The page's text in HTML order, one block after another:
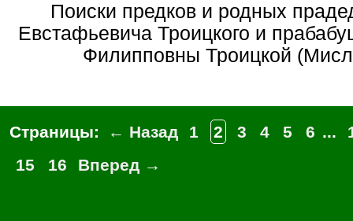
поиски предков и родных прадеда Николая
Евстафьевича Троицкого и
Филипповны Троицкой
Страницы: ← Назад 1 2 3 4 5 6 ...
15
16 Вперед →